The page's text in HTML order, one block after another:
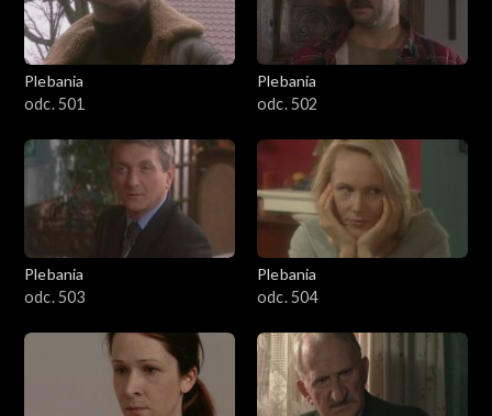
201–300
301–400
401–500
501–600
601–700
Plebania
odc. 501
Plebania
odc. 502
Plebania
odc. 503
Plebania
odc. 504